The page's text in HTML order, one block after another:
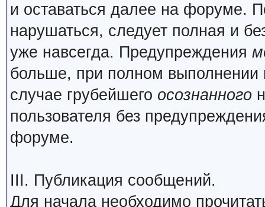
и оставаться далее на форуме.
нарушаться, следует полная и
уже навсегда. Предупреждения
больше, при полном
случае грубейшего осознанного
пользователя без
форуме.
III. Публикация сообщений.
Для начала необходимо